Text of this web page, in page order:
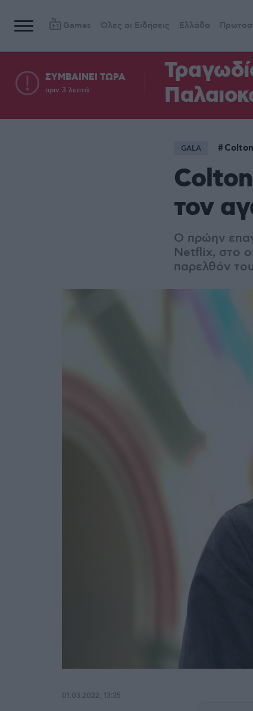
Games Όλες οι Ειδήσεις Ελλάδα
ΣΥΜΒΑΙΝΕΙ ΤΩΡΑ
πριν 3 λεπτά
GALA
τον
Ο πρώην
Netflix, στο
παρελθόν
01.03.2022, 13:35